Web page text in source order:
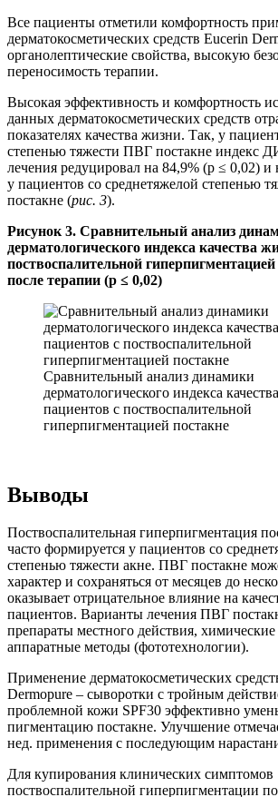
Все пациенты отметили комфортность
дерматокосметических средств Eucerin
органолептические свойства, высокую
переносимость терапии.
Высокая эффективность и комфортность
данных дерматокосметических средств
показателях качества жизни. Так, у
степенью тяжести ПВГ постакне индекс
лечения редуцировал на 84,9% (p ≤ 0,02) и
у пациентов со среднетяжелой степенью
постакне (рис. 3).
Рисунок 3. Сравнительный анализ
дерматологического индекса качества
поствоспалительной
после терапии (p ≤ 0,02)
Сравнительный анализ динамики
дерматологического индекса
пациентов с поствоспалительной
гиперпигментацией постакне
Выводы
Поствоспалительная гиперпигментация
часто формируется у пациентов со
степенью тяжести акне. ПВГ постакне
характер и сохраняться от месяцев до
оказывает отрицательное влияние на
пациентов. Варианты лечения ПВГ
препараты местного действия,
аппаратные методы (фототехнологии).
Применение дерматокосметических
Dermopure – сыворотки с тройным
проблемной кожи SPF30 эффективно
пигментацию постакне. Улучшение
нед. применения с последующим
Для купирования клинических симптомов
поствоспалительной гиперпигментации